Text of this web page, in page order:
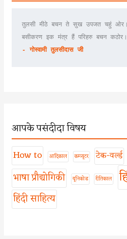
तुलसी मीठे बचन ते सुख उपजत चहुं ओर।
बसीकरण इक मंत्र हैं परिहरु बचन
- गोस्वामी तुलसीदास जी
आपके पसंदीदा विषय
How to आदिकाल कम्प्यूटर टेक-वर्ल्ड
भाषा प्रौद्योगिकी यूनिकोड रीतिकाल
हिंदी साहित्य